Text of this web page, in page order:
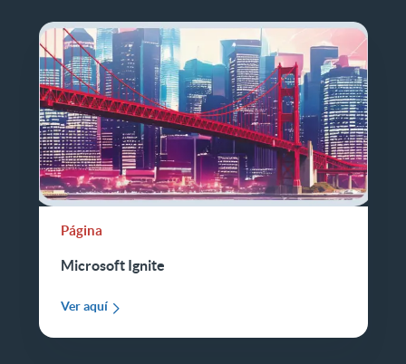
Página
Microsoft Ignite
Ver aquí